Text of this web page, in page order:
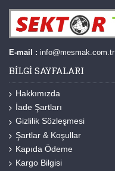
E-mail : info@mesmak.com.tr
BILGI SAYFALARI
Hakkımızda
İade Şartları
Gizlilik Sözleşmesi
Şartlar & Koşullar
Kapıda Ödeme
Kargo Bilgisi